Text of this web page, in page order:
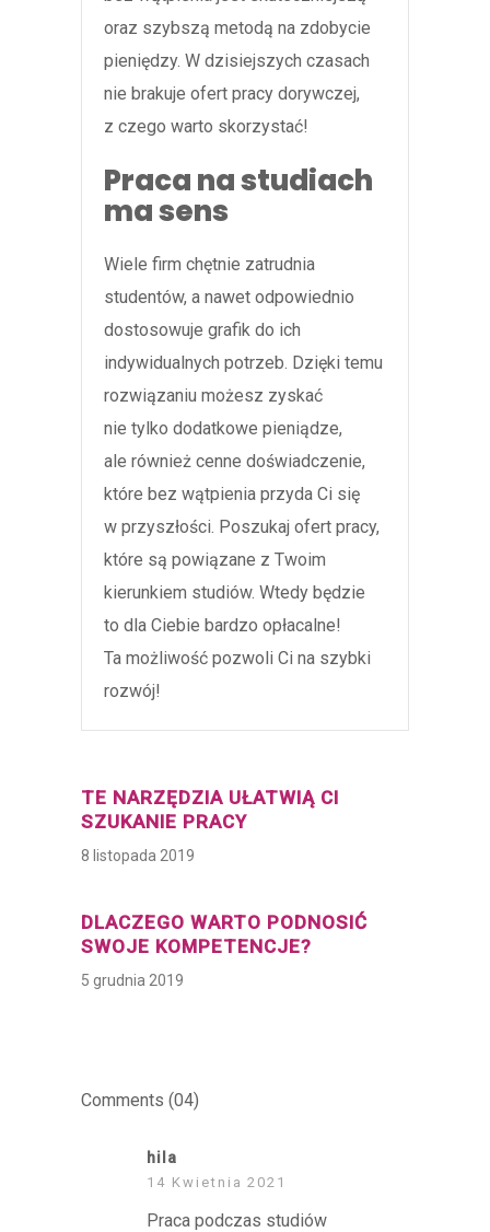
oraz szybszą metodą na zdobycie
pieniędzy. W dzisiejszych czasach
nie brakuje ofert pracy dorywczej,
z czego warto skorzystać!
Praca na studiach
ma sens
Wiele firm chętnie zatrudnia
studentów, a nawet odpowiednio
dostosowuje grafik do ich
indywidualnych potrzeb. Dzięki temu
rozwiązaniu możesz zyskać
nie tylko dodatkowe pieniądze,
ale również cenne doświadczenie,
które bez wątpienia przyda Ci się
w przyszłości. Poszukaj ofert pracy,
które są powiązane z Twoim
kierunkiem studiów. Wtedy będzie
to dla Ciebie bardzo opłacalne!
Ta możliwość pozwoli Ci na szybki
rozwój!
TE NARZĘDZIA UŁATWIĄ CI
SZUKANIE PRACY
8 listopada 2019
DLACZEGO WARTO PODNOSIĆ
SWOJE KOMPETENCJE?
5 grudnia 2019
Comments (04)
hila
14 Kwietnia 2021
Praca podczas studiów